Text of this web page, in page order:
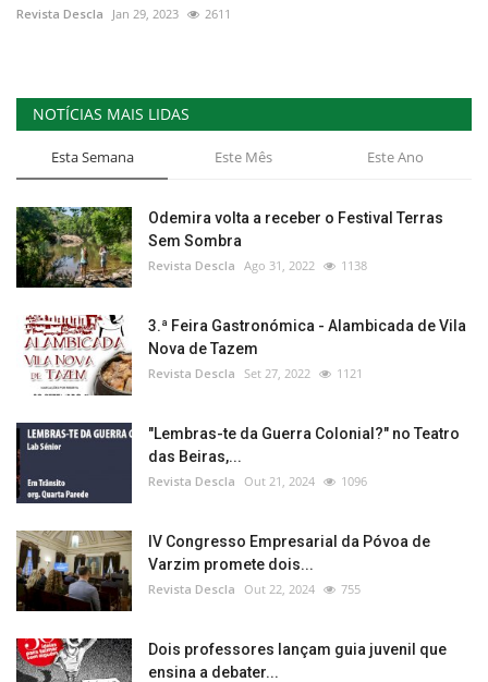
Revista Descla Jan 29, 2023 2611
NOTÍCIAS MAIS LIDAS
Esta Semana Este Mês Este Ano
Odemira volta a receber o Festival Terras
Sem Sombra
Revista Descla Ago 31, 2022 1138
3.ª Feira Gastronómica - Alambicada de Vila
Nova de Tazem
Revista Descla Set 27, 2022 1121
"Lembras-te da Guerra Colonial?" no Teatro
das Beiras,...
Revista Descla Out 21, 2024 1096
IV Congresso Empresarial da Póvoa de
Varzim promete dois...
Revista Descla Out 22, 2024 755
Dois professores lançam guia juvenil que
ensina a debater...